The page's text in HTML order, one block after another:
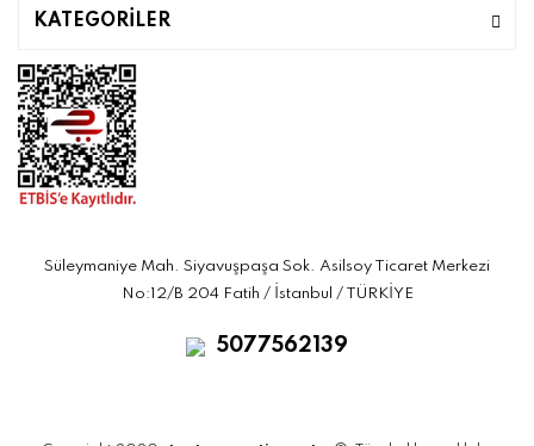
KATEGORİLER
Süleymaniye Mah. Siyavuşpaşa Sok. Asilsoy Ticaret Merkezi
No:12/B 204 Fatih / İstanbul / TÜRKİYE
5077562139